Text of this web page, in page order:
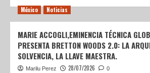
México Noticias
MARIE ACCOGLI,EMINENCIA TÉCNICA
PRESENTA BRETTON WOODS 2.0: LA
SOLVENCIA, LA LLAVE MAESTRA.
Marilu Perez 28/07/2026 0